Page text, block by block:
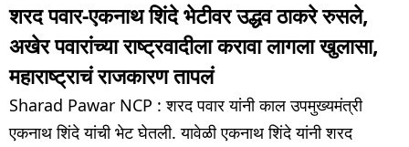
शरद पवार-एकनाथ शिंदे भेटीवर उद्धव ठाकरे रुसले,
अखेर पवारांच्या राष्ट्रवादीला करावा लागला खुलासा,
महाराष्ट्राचं राजकारण तापलं
Sharad Pawar NCP : शरद पवार यांनी काल उपमुख्यमंत्री
एकनाथ शिंदे यांची भेट घेतली. यावेळी एकनाथ शिंदे यांनी शरद